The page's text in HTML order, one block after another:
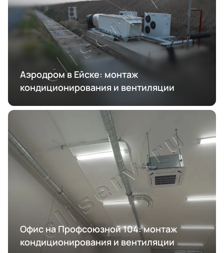
Аэродром в Ейске: монтаж
кондиционирования и вентиляции
Офис на Профсоюзной 104: монтаж
кондиционирования и вентиляции